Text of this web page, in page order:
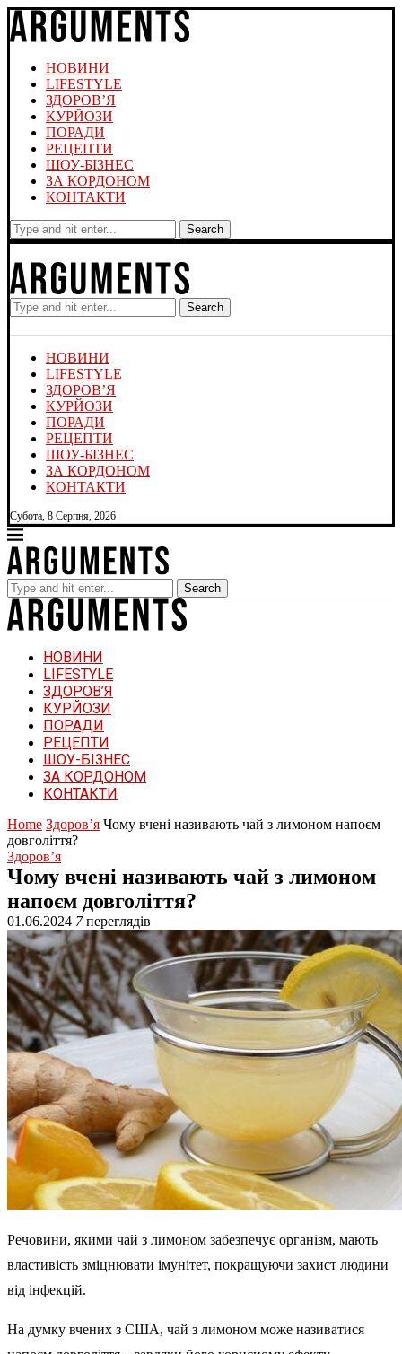
НОВИНИ
LIFESTYLE
ЗДОРОВ’Я
КУРЙОЗИ
ПОРАДИ
РЕЦЕПТИ
ШОУ-БІЗНЕС
ЗА КОРДОНОМ
КОНТАКТИ
Search
Search
НОВИНИ
LIFESTYLE
ЗДОРОВ’Я
КУРЙОЗИ
ПОРАДИ
РЕЦЕПТИ
ШОУ-БІЗНЕС
ЗА КОРДОНОМ
КОНТАКТИ
Субота, 8 Серпня, 2026
Search
НОВИНИ
LIFESTYLE
ЗДОРОВ’Я
КУРЙОЗИ
ПОРАДИ
РЕЦЕПТИ
ШОУ-БІЗНЕС
ЗА КОРДОНОМ
КОНТАКТИ
Home Здоров’я Чому вчені називають чай з лимоном напоєм
довголіття?
Здоров’я
Чому вчені називають чай з лимоном
напоєм довголіття?
01.06.2024 7переглядів
Речовини, якими чай з лимоном забезпечує організм, мають
властивість зміцнювати імунітет, покращуючи захист людини
від інфекцій.
На думку вчених з США, чай з лимоном може називатися